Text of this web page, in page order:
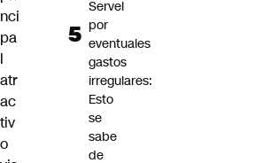
nci
pa
l
atr
ac
tiv
o
Servel
por
eventuales
gastos
irregulares:
Esto
se
sabe
de